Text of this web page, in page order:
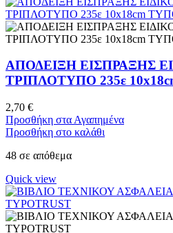
ΑΠΟΔΕΙΞΗ ΕΙΣΠΡΑΞΗΣ
ΤΡΙΠΛΟΤΥΠΟ 235ε
2,70 €
Προσθήκη στα Αγαπημένα
Προσθήκη στο καλάθι
48 σε απόθεμα
Quick view